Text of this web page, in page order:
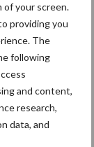
your screen.
providing you
The
following
and content,
research,
data, and